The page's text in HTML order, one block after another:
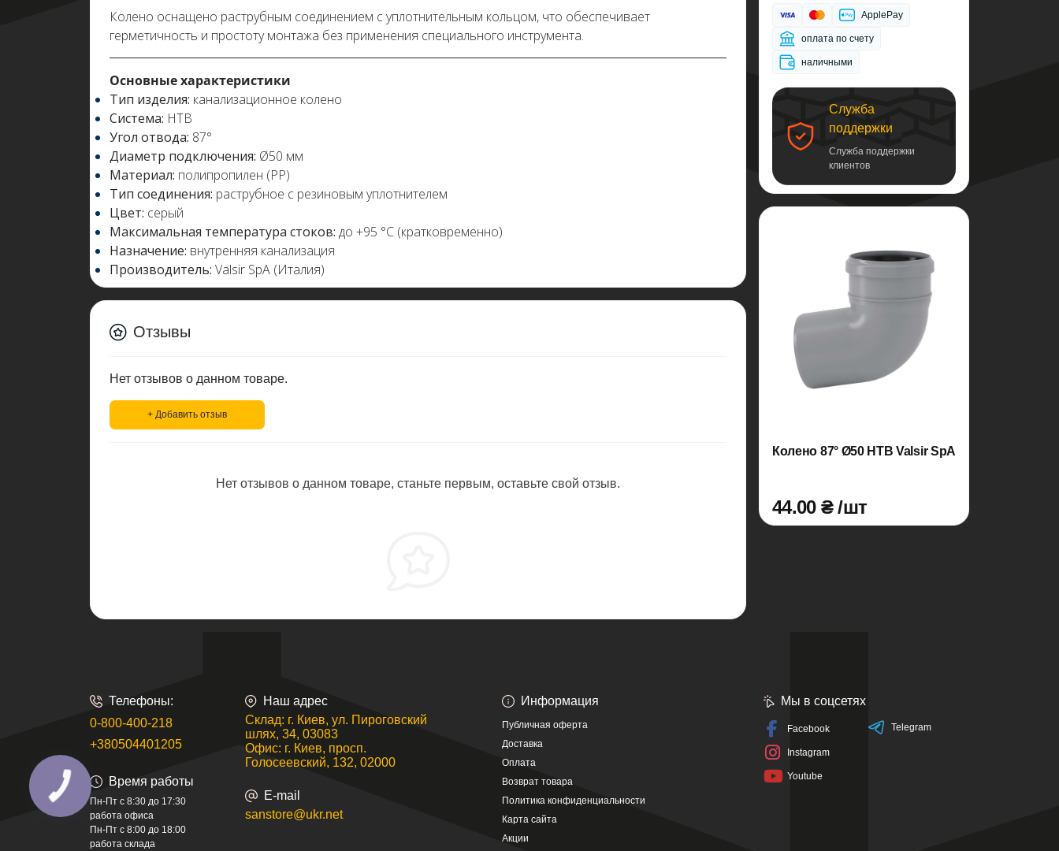
ApplePay
оплата по счету
наличными
Служба
поддержки
Служба поддержки
клиентов
Колено 87° Ø50 HTB Valsir SpA
44.00 ₴ /шт
Колено оснащено раструбным соединением с уплотнительным кольцом, что обеспечивает
герметичность и простоту монтажа без применения специального инструмента.
Основные характеристики
Тип изделия: канализационное колено
Система: HTB
Угол отвода: 87°
Диаметр подключения: Ø50 мм
Материал: полипропилен (PP)
Тип соединения: раструбное с резиновым уплотнителем
Цвет: серый
Максимальная температура стоков: до +95 °C (кратковременно)
Назначение: внутренняя канализация
Производитель: Valsir SpA (Италия)
Отзывы
Нет отзывов о данном товаре.
+ Добавить отзыв
Нет отзывов о данном товаре, станьте первым, оставьте свой отзыв.
Телефоны:
0-800-400-218
+380504401205
Время работы
Пн-Пт с 8:30 до 17:30
работа офиса
Пн-Пт с 8:00 до 18:00
работа склада
Наш адрес
Склад: г. Киев, ул. Пироговский
шлях, 34, 03083
Офис: г. Киев, просп.
Голосеевский, 132, 02000
E-mail
sanstore@ukr.net
Информация
Публичная оферта
Доставка
Оплата
Возврат товара
Политика конфиденциальности
Карта сайта
Акции
Мы в соцсетях
Facebook
Instagram
Youtube
Telegram